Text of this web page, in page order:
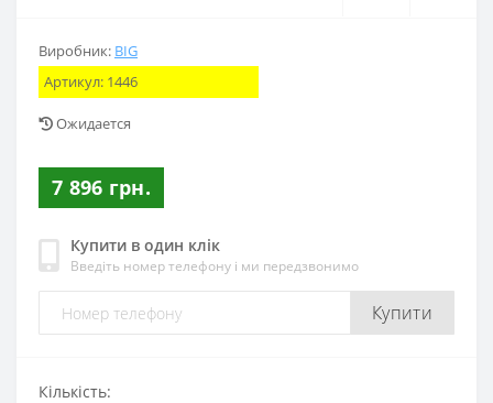
Виробник: BIG
Артикул: 1446
Ожидается
7 896 грн.
Купити в один клік
Введіть номер телефону і ми передзвонимо
Купити
Кількість: